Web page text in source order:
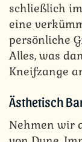
schließlich
eine
persönliche
Alles, was
Kneifzange
Ästhetisch
Nehmen wir